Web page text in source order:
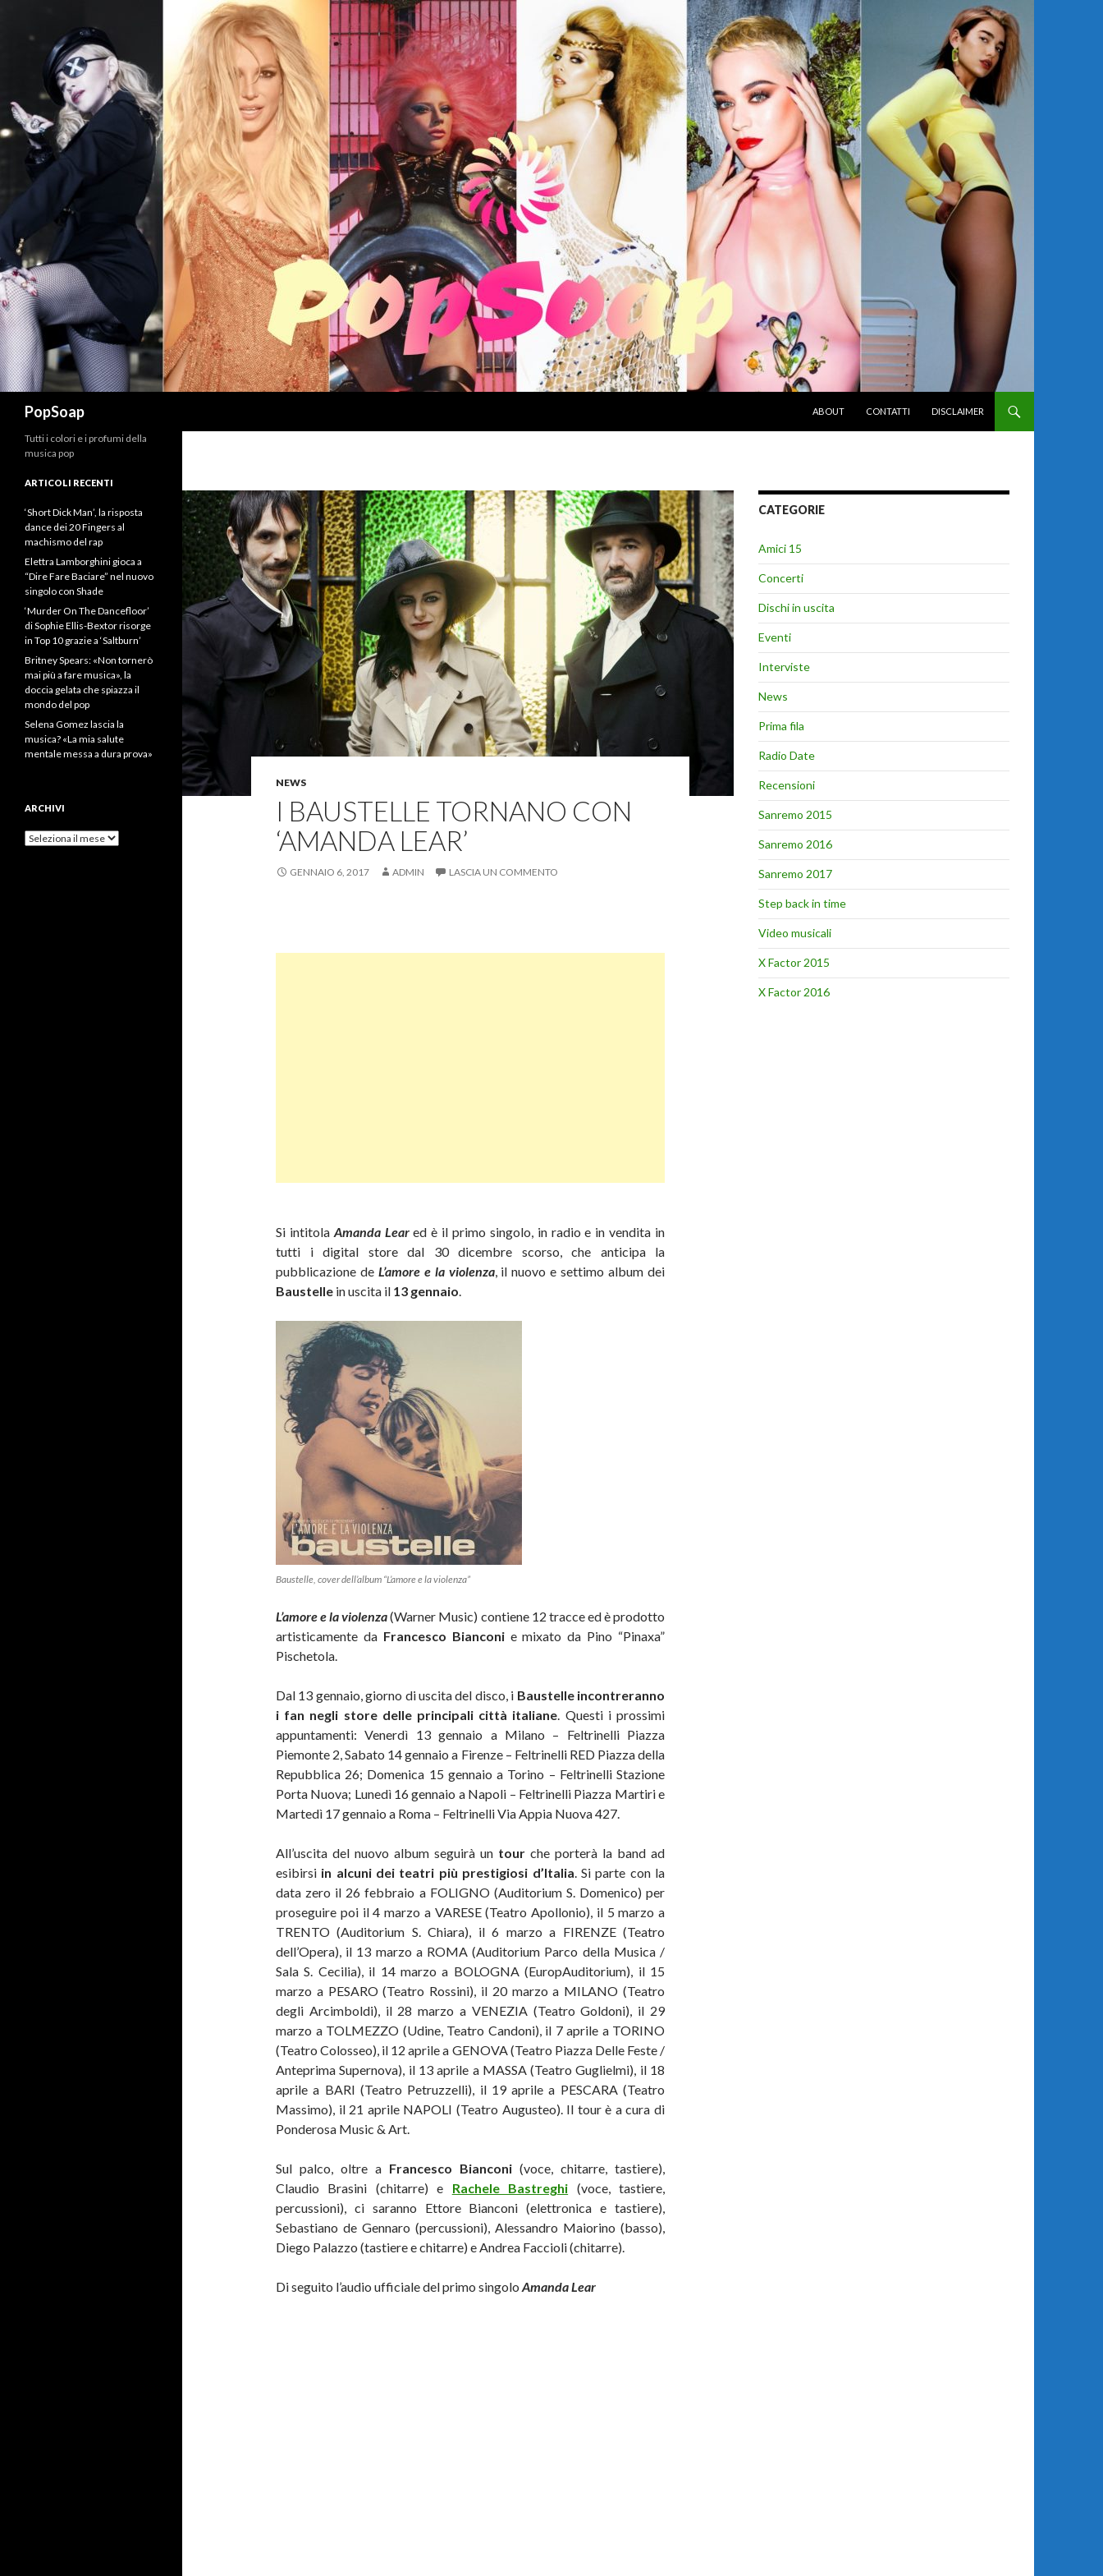
PopSoap
ABOUT
CONTATTI DISCLAIMER
NEWS
I BAUSTELLE TORNANO CON
‘AMANDA LEAR’
GENNAIO 6, 2017 ADMIN LASCIA UN COMMENTO
Si intitola Amanda Leared è il primo singolo, in radio e in vendita in
tutti i digital store dal 30 dicembre scorso, che anticipa la
pubblicazione de L’amore e la violenza, il nuovo e settimo album dei
Baustelle in uscita il 13 gennaio.
Baustelle, cover dell’album “L’amore e la violenza”
L’amore e la violenza(Warner Music) contiene 12 tracce ed è prodotto
artisticamente da Francesco Bianconie mixato da Pino “Pinaxa”
Pischetola.
Dal 13 gennaio, giorno di uscita del disco, i Baustelle incontreranno
i fan negli store delle principali città italiane. Questi i prossimi
appuntamenti: Venerdì 13 gennaio a Milano – Feltrinelli Piazza
Piemonte 2, Sabato 14 gennaio a Firenze – Feltrinelli RED Piazza della
Repubblica 26; Domenica 15 gennaio a Torino – Feltrinelli Stazione
Porta Nuova; Lunedì 16 gennaio a Napoli – Feltrinelli Piazza Martiri e
Martedì 17 gennaio a Roma – Feltrinelli Via Appia Nuova 427.
All’uscita del nuovo album seguirà un tour che porterà la band ad
esibirsi in alcuni dei teatri più prestigiosi d’Italia. Si parte con la
data zero il 26 febbraio a FOLIGNO (Auditorium S. Domenico) per
proseguire poi il 4 marzo a VARESE (Teatro Apollonio), il 5 marzo a
TRENTO (Auditorium S. Chiara), il 6 marzo a FIRENZE (Teatro
dell’Opera), il 13 marzo a ROMA (Auditorium Parco della Musica /
Sala S. Cecilia), il 14 marzo a BOLOGNA (EuropAuditorium), il 15
marzo a PESARO (Teatro Rossini), il 20 marzo a MILANO (Teatro
degli Arcimboldi), il 28 marzo a VENEZIA (Teatro Goldoni), il 29
marzo a TOLMEZZO (Udine, Teatro Candoni), il 7 aprile a TORINO
(Teatro Colosseo), il 12 aprile a GENOVA (Teatro Piazza Delle Feste /
Anteprima Supernova), il 13 aprile a MASSA (Teatro Guglielmi), il 18
aprile a BARI (Teatro Petruzzelli), il 19 aprile a PESCARA (Teatro
Massimo), il 21 aprile NAPOLI (Teatro Augusteo). Il tour è a cura di
Ponderosa Music & Art.
Sul palco, oltre a Francesco Bianconi (voce, chitarre, tastiere),
Claudio Brasini (chitarre) e Rachele Bastreghi (voce, tastiere,
percussioni), ci saranno Ettore Bianconi (elettronica e tastiere),
Sebastiano de Gennaro (percussioni), Alessandro Maiorino (basso),
Diego Palazzo (tastiere e chitarre) e Andrea Faccioli (chitarre).
Di seguito l’audio ufficiale del primo singolo Amanda Lear
CATEGORIE
Amici 15
Concerti
Dischi in uscita
Eventi
Interviste
News
Prima fila
Radio Date
Recensioni
Sanremo 2015
Sanremo 2016
Sanremo 2017
Step back in time
Video musicali
X Factor 2015
X Factor 2016
Tutti i colori e i profumi della
musica pop
ARTICOLI RECENTI
‘Short Dick Man’, la risposta
dance dei 20 Fingers al
machismo del rap
Elettra Lamborghini gioca a
“Dire Fare Baciare” nel nuovo
singolo con Shade
‘Murder On The Dancefloor’
di Sophie Ellis-Bextor risorge
in Top 10 grazie a ‘Saltburn’
Britney Spears: «Non tornerò
mai più a fare musica», la
doccia gelata che spiazza il
mondo del pop
Selena Gomez lascia la
musica? «La mia salute
mentale messa a dura prova»
ARCHIVI
Archivi